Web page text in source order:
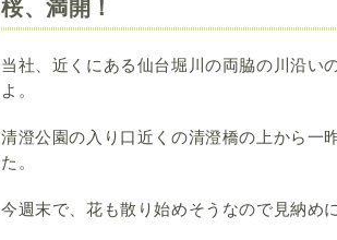
桜、満開！
当社、近くにある仙台堀川の両脇の川沿い
よ。
清澄公園の入り口近くの清澄橋の上から一
た。
今週末で、花も散り始めそうなので見納め